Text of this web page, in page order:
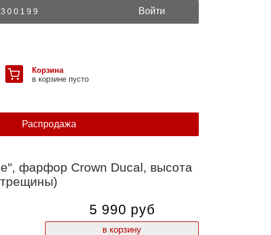
Войти
Корзина
в корзине пусто
Распродажа
фарфор Crown Ducal, высота
5 990 руб
в корзину